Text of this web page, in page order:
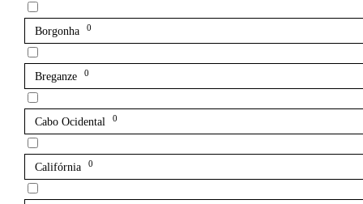
Borgonha 0
Breganze 0
Cabo Ocidental 0
Califórnia 0